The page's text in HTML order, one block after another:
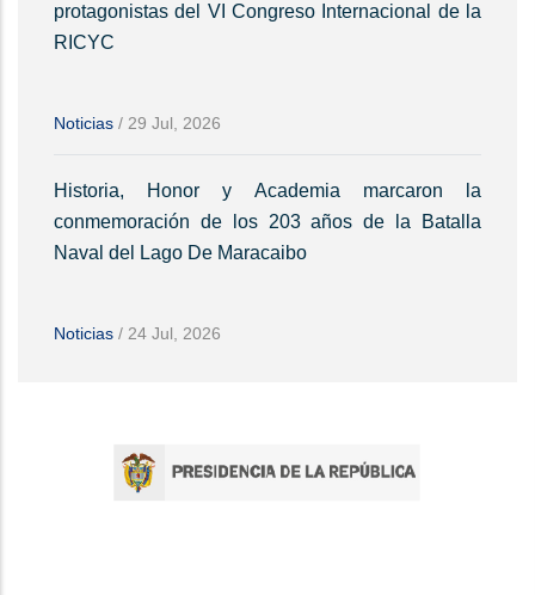
protagonistas del VI Congreso Internacional de la
RICYC
Noticias / 29 Jul, 2026
Historia, Honor y Academia marcaron la
conmemoración de los 203 años de la Batalla
Naval del Lago De Maracaibo
Noticias / 24 Jul, 2026